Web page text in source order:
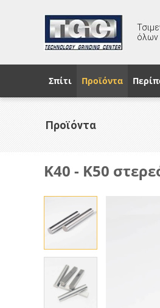
όλων
Σπίτι Προϊόντα
Προϊόντα
K40 - K50